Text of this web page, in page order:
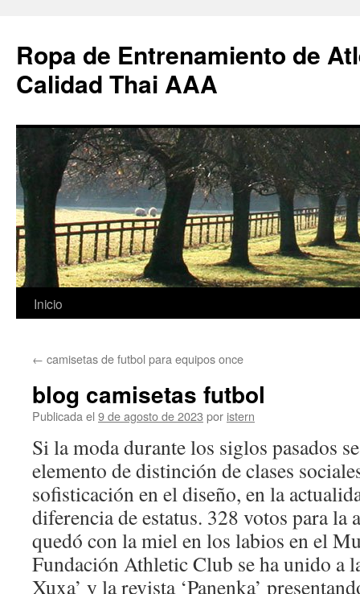
Ropa de Entrenamiento de
Calidad Thai AAA
Saltar
contenido
Inicio
← camisetas de futbol para equipos once
blog camisetas futbol
Publicada el 9 de agosto de 2023 por istern
Si la moda durante los siglos pasados
elemento de distinción de clases
sofisticación en el diseño, en la
diferencia de estatus. 328 votos para la
quedó con la miel en los labios en el
Fundación Athletic Club se ha unido a
Xuxa’ y la revista ‘Panenka’